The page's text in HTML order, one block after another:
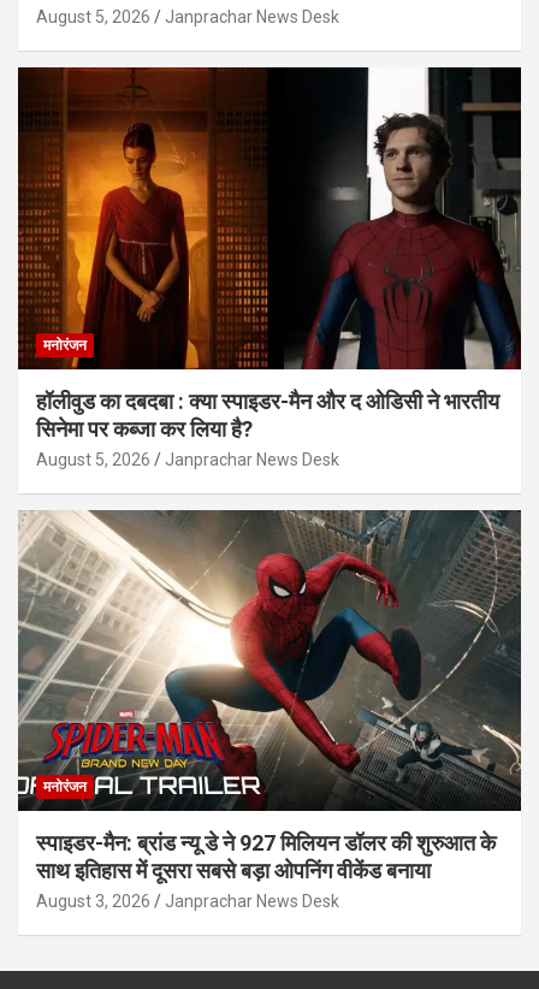
August 5, 2026 Janprachar News Desk
मनोरंजन
हॉलीवुड का दबदबा : क्या स्पाइडर-मैन और द ओडिसी ने भारतीय
सिनेमा पर कब्जा कर लिया है?
August 5, 2026 Janprachar News Desk
मनोरंजन
स्पाइडर-मैन: ब्रांड न्यू डे ने 927 मिलियन डॉलर की शुरुआत के
साथ इतिहास में दूसरा सबसे बड़ा ओपनिंग वीकेंड बनाया
August 3, 2026 Janprachar News Desk